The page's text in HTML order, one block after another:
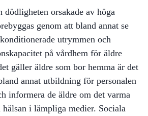
dödligheten orsakade av höga
genom att bland annat se
utrymmen och
på vårdhem för äldre
gäller äldre som bor hemma är det
annat utbildning för personalen
informera de äldre om det varma
i lämpliga medier. Sociala